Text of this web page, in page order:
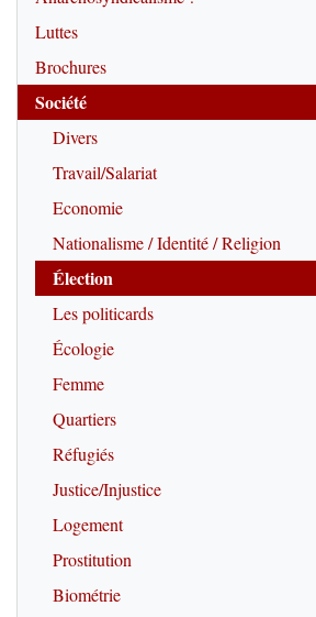
Luttes
Brochures
Société
Divers
Travail/Salariat
Economie
Nationalisme / Identité / Religion
Élection
Les politicards
Écologie
Femme
Quartiers
Réfugiés
Justice/Injustice
Logement
Prostitution
Biométrie